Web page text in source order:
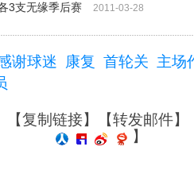
3支无缘季后赛 2011-03-28
谢球迷 康复 首轮关 主场
【复制链接】【转发邮件】
】